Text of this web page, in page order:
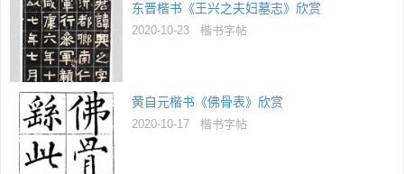
东晋楷书《王兴之夫妇墓志》欣赏
2020-10-23 楷书字帖
黄自元楷书《佛骨表》欣赏
2020-10-17 楷书字帖